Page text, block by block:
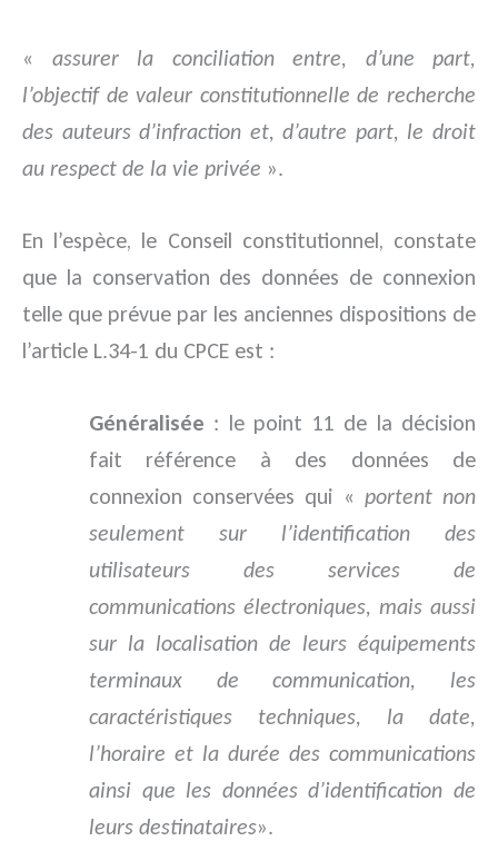
« assurer la conciliation entre, d’une part,
l’objectif de valeur constitutionnelle de recherche
des auteurs d’infraction et, d’autre part, le droit
au respect de la vie privée ».
En l’espèce, le Conseil constitutionnel, constate
que la conservation des données de connexion
telle que prévue par les anciennes dispositions de
l’article L.34-1 du CPCE est :
Généralisée : le point 11 de la décision
fait référence à des données de
connexion conservées qui « portent non
seulement sur l’identification des
utilisateurs des services de
communications électroniques, mais aussi
sur la localisation de leurs équipements
terminaux de communication, les
caractéristiques techniques, la date,
l’horaire et la durée des communications
ainsi que les données d’identification de
leurs destinataires».